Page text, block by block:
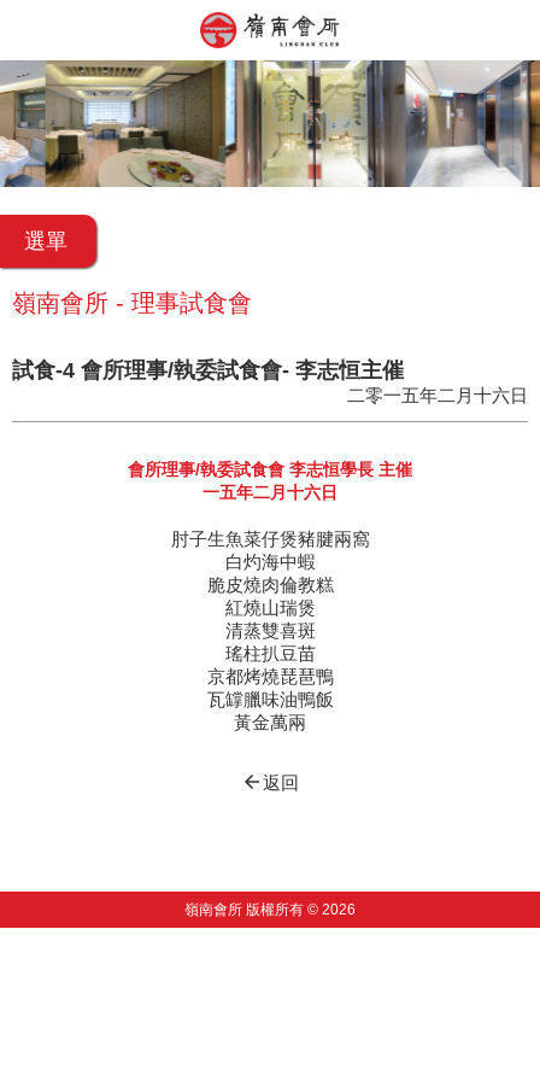
選單
嶺南會所 - 理事試食會
試食-4 會所理事/執委試食會- 李志恒主催
二零一五年二月十六日
會所理事/執委試食會 李志恒學長 主催
一五年二月十六日
肘子生魚菜仔煲豬腱兩窩
白灼海中蝦
脆皮燒肉倫教糕
紅燒山瑞煲
清蒸雙喜斑
瑤柱扒豆苗
京都烤燒琵琶鴨
瓦罉臘味油鴨飯
黃金萬兩
arrow_back返回
嶺南會所 版權所有 © 2026